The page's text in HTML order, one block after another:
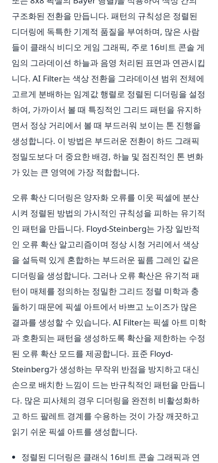
구조화된 전환을 만듭니다. 패턴의 규칙성은 정렬된
디더링에 독특한 기계적 품질을 부여하며, 많은 사람
들이 클래식 비디오 게임 그래픽, 주로 16비트 콘솔 게
임의 그라데이션 하늘과 음영 처리된 표면과 연관시킵
니다. AI Filter는 색상 전환을 그라데이션 범위 전체에
고르게 분배하는 임계값 행렬로 정렬된 디더링을 설정
하여, 가까이서 볼 때 특징적인 그리드 패턴을 유지하
면서 정상 거리에서 볼 때 부드러워 보이는 톤 진행을
생성합니다. 이 방법은 부드러운 전환이 하드 그래픽
정밀도보다 더 중요한 배경, 하늘 및 점진적인 톤 변화
가 있는 큰 영역에 가장 적합합니다.
오류 확산 디더링은 양자화 오류를 이웃 픽셀에 분산
시켜 정렬된 방법의 가시적인 규칙성을 피하는 유기적
인 패턴을 만듭니다. Floyd-Steinberg는 가장 일반적
인 오류 확산 알고리즘이며 정상 시청 거리에서 색상
을 설득력 있게 혼합하는 부드러운 필름 그레인 같은
디더링을 생성합니다. 그러나 오류 확산은 유기적 패
턴이 매체를 정의하는 정밀한 그리드 정렬 미학과 충
돌하기 때문에 픽셀 아트에서 바쁘고 노이즈가 많은
결과를 생성할 수 있습니다. AI Filter는 픽셀 아트 미학
과 호환되는 패턴을 생성하도록 확산을 제한하는 수정
된 오류 확산 모드를 제공합니다. 표준 Floyd-
Steinberg가 생성하는 무작위 반점을 방지하고 대신
손으로 배치한 느낌이 드는 반규칙적인 패턴을 만듭니
다. 많은 피사체의 경우 디더링을 완전히 비활성화하
고 하드 팔레트 경계를 수용하는 것이 가장 깨끗하고
읽기 쉬운 픽셀 아트를 생성합니다.
정렬된 디더링은 클래식 16비트 콘솔 그래픽과 연